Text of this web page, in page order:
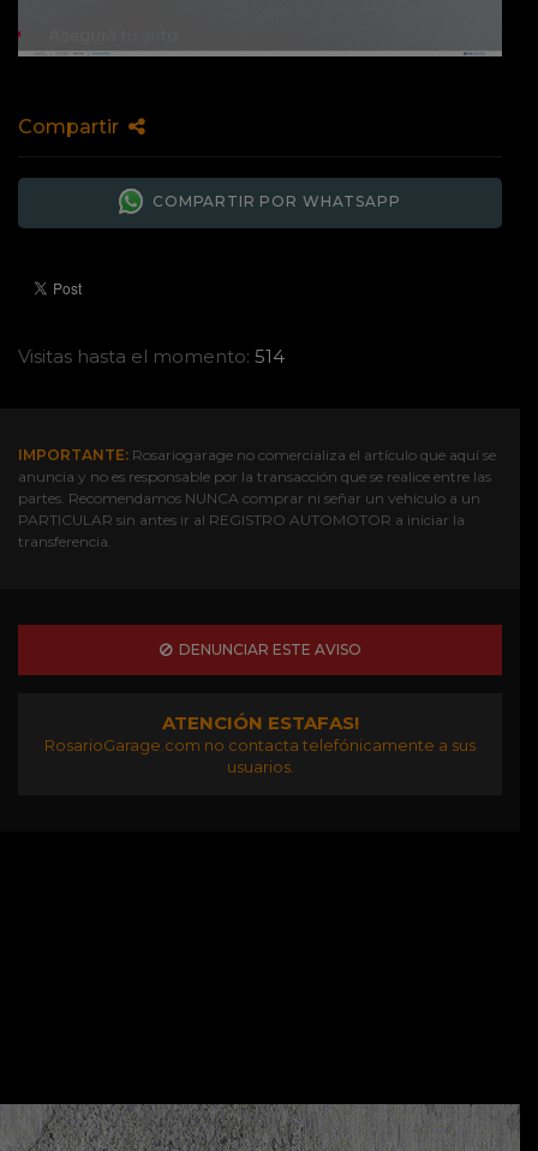
Compartir
COMPARTIR POR WHATSAPP
Visitas hasta el momento: 514
IMPORTANTE: Rosariogarage no comercializa el artículo que aquí se
anuncia y no es responsable por la transacción que se realice entre las
partes. Recomendamos NUNCA comprar ni señar un vehículo a un
PARTICULAR sin antes ir al REGISTRO AUTOMOTOR a iniciar la
transferencia.
DENUNCIAR ESTE AVISO
ATENCIÓN ESTAFAS!
RosarioGarage.com no contacta telefónicamente a sus
usuarios.